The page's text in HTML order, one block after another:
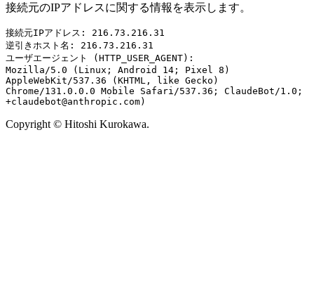
接続元のIPアドレスに関する情報を表示します。
接続元IPアドレス: 216.73.216.31
逆引きホスト名: 216.73.216.31
ユーザエージェント (HTTP_USER_AGENT):
Mozilla/5.0 (Linux; Android 14; Pixel 8)
AppleWebKit/537.36 (KHTML, like Gecko)
Chrome/131.0.0.0 Mobile Safari/537.36; ClaudeBot/1.0;
+claudebot@anthropic.com)
Copyright © Hitoshi Kurokawa.